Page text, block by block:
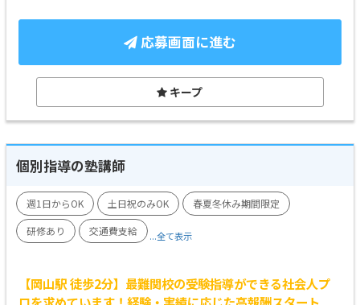
応募画面に進む
キープ
個別指導の塾講師
週1日からOK 土日祝のみOK
春夏冬休み期間限定
研修あり
交通費支給 ...全て表示
【岡山駅 徒歩2分】最難関校の受験指導ができる社会人プ
ロを求めています！経験・実績に応じた高報酬スタート